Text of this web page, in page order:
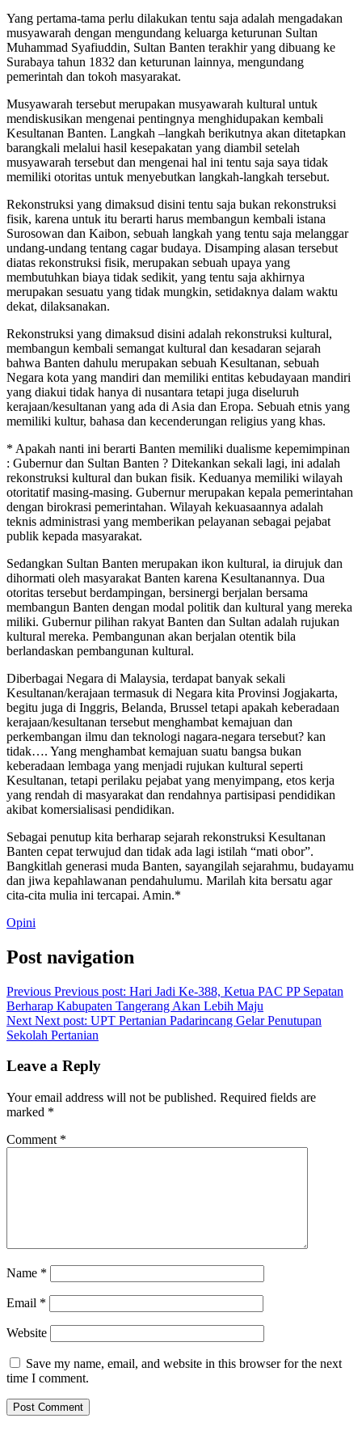
Yang pertama-tama perlu dilakukan tentu saja adalah mengadakan
musyawarah dengan mengundang keluarga keturunan Sultan
Muhammad Syafiuddin, Sultan Banten terakhir yang dibuang ke
Surabaya tahun 1832 dan keturunan lainnya, mengundang
pemerintah dan tokoh masyarakat.
Musyawarah tersebut merupakan musyawarah kultural untuk
mendiskusikan mengenai pentingnya menghidupakan kembali
Kesultanan Banten. Langkah –langkah berikutnya akan ditetapkan
barangkali melalui hasil kesepakatan yang diambil setelah
musyawarah tersebut dan mengenai hal ini tentu saja saya tidak
memiliki otoritas untuk menyebutkan langkah-langkah tersebut.
Rekonstruksi yang dimaksud disini tentu saja bukan rekonstruksi
fisik, karena untuk itu berarti harus membangun kembali istana
Surosowan dan Kaibon, sebuah langkah yang tentu saja melanggar
undang-undang tentang cagar budaya. Disamping alasan tersebut
diatas rekonstruksi fisik, merupakan sebuah upaya yang
membutuhkan biaya tidak sedikit, yang tentu saja akhirnya
merupakan sesuatu yang tidak mungkin, setidaknya dalam waktu
dekat, dilaksanakan.
Rekonstruksi yang dimaksud disini adalah rekonstruksi kultural,
membangun kembali semangat kultural dan kesadaran sejarah
bahwa Banten dahulu merupakan sebuah Kesultanan, sebuah
Negara kota yang mandiri dan memiliki entitas kebudayaan mandiri
yang diakui tidak hanya di nusantara tetapi juga diseluruh
kerajaan/kesultanan yang ada di Asia dan Eropa. Sebuah etnis yang
memiliki kultur, bahasa dan kecenderungan religius yang khas.
* Apakah nanti ini berarti Banten memiliki dualisme kepemimpinan
: Gubernur dan Sultan Banten ? Ditekankan sekali lagi, ini adalah
rekonstruksi kultural dan bukan fisik. Keduanya memiliki wilayah
otoritatif masing-masing. Gubernur merupakan kepala pemerintahan
dengan birokrasi pemerintahan. Wilayah kekuasaannya adalah
teknis administrasi yang memberikan pelayanan sebagai pejabat
publik kepada masyarakat.
Sedangkan Sultan Banten merupakan ikon kultural, ia dirujuk dan
dihormati oleh masyarakat Banten karena Kesultanannya. Dua
otoritas tersebut berdampingan, bersinergi berjalan bersama
membangun Banten dengan modal politik dan kultural yang mereka
miliki. Gubernur pilihan rakyat Banten dan Sultan adalah rujukan
kultural mereka. Pembangunan akan berjalan otentik bila
berlandaskan pembangunan kultural.
Diberbagai Negara di Malaysia, terdapat banyak sekali
Kesultanan/kerajaan termasuk di Negara kita Provinsi Jogjakarta,
begitu juga di Inggris, Belanda, Brussel tetapi apakah keberadaan
kerajaan/kesultanan tersebut menghambat kemajuan dan
perkembangan ilmu dan teknologi nagara-negara tersebut? kan
tidak…. Yang menghambat kemajuan suatu bangsa bukan
keberadaan lembaga yang menjadi rujukan kultural seperti
Kesultanan, tetapi perilaku pejabat yang menyimpang, etos kerja
yang rendah di masyarakat dan rendahnya partisipasi pendidikan
akibat komersialisasi pendidikan.
Sebagai penutup kita berharap sejarah rekonstruksi Kesultanan
Banten cepat terwujud dan tidak ada lagi istilah “mati obor”.
Bangkitlah generasi muda Banten, sayangilah sejarahmu, budayamu
dan jiwa kepahlawanan pendahulumu. Marilah kita bersatu agar
cita-cita mulia ini tercapai. Amin.*
Opini
Post navigation
Previous Previous post: Hari Jadi Ke-388, Ketua PAC PP Sepatan
Berharap Kabupaten Tangerang Akan Lebih Maju
Next Next post: UPT Pertanian Padarincang Gelar Penutupan
Sekolah Pertanian
Leave a Reply
Your email address will not be published. Required fields are
marked *
Comment *
Name *
Email *
Website
Save my name, email, and website in this browser for the next
time I comment.